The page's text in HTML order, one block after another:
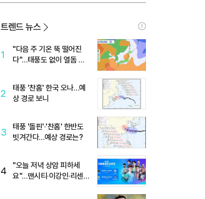
트
트
트렌드 뉴스
1
"다음 주 기온 뚝 떨어진
다"…태풍도 없이 열돔 박
2
태풍 '찬홈' 한국 오나…예
상 경로 보니
3
태풍 '돌핀'·'찬홈' 한반도
빗겨간다…예상 경로는?
4
"오늘 저녁 상암 피하세
요"…맨시티·이강인·리센느